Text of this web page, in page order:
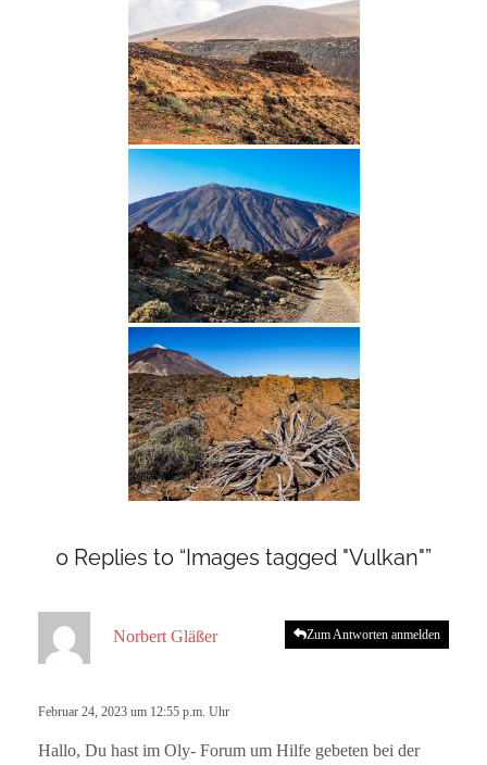
0 Replies to “Images tagged "Vulkan"”
Norbert Gläßer
t
Februar 24, 2023 um 12:55 p.m. Uhr
Hallo, Du hast im Oly- Forum um Hilfe gebeten bei der
Zum Antworten anmelden